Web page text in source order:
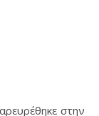
στην